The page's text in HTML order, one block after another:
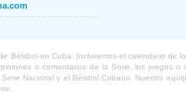
en Cuba. Incluiremos el calendario de
o comentarios de la Serie, los juegos o
Nacional y el Béisbol Cubano. Nuestro